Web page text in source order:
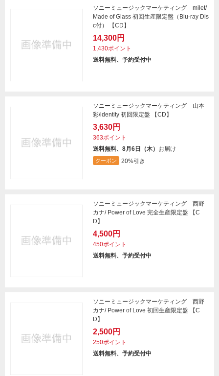
ソニーミュージックマーケティング milet/
Made of Glass 初回生産限定盤（Blu-ray Dis
c付） 【CD】
14,300円
1,430ポイント
送料無料、予約受付中
ソニーミュージックマーケティング 山本
彩/identity 初回限定盤 【CD】
3,630円
363ポイント
送料無料、8月6日（木） お届け
クーポン 20%引き
ソニーミュージックマーケティング 西野
カナ/ Power of Love 完全生産限定盤 【C
D】
4,500円
450ポイント
送料無料、予約受付中
ソニーミュージックマーケティング 西野
カナ/ Power of Love 初回生産限定盤 【C
D】
2,500円
250ポイント
送料無料、予約受付中